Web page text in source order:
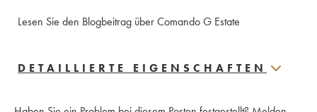
Lesen Sie den Blogbeitrag über Comando G Estate
DETAILLIERTE EIGENSCHAFTEN